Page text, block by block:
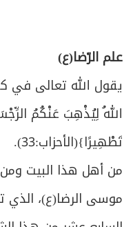
علم الرّضا(ع)
يقول الله تعالى في
اللهُ لِيُذْهِبَ عَنْكُمُ
تَطْهِيرًا}(الأحزاب:33).
من أهل هذا البيت
موسى الرضا(ع)،